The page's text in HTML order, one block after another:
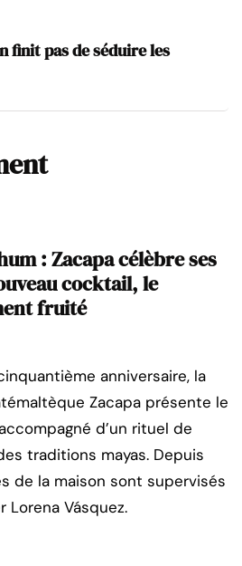
finit pas de séduire les
: Zacapa célèbre ses
cocktail, le
fruité
anniversaire, la
Zacapa présente le
d’un rituel de
traditions mayas. Depuis
de la maison sont supervisés
Lorena Vásquez.